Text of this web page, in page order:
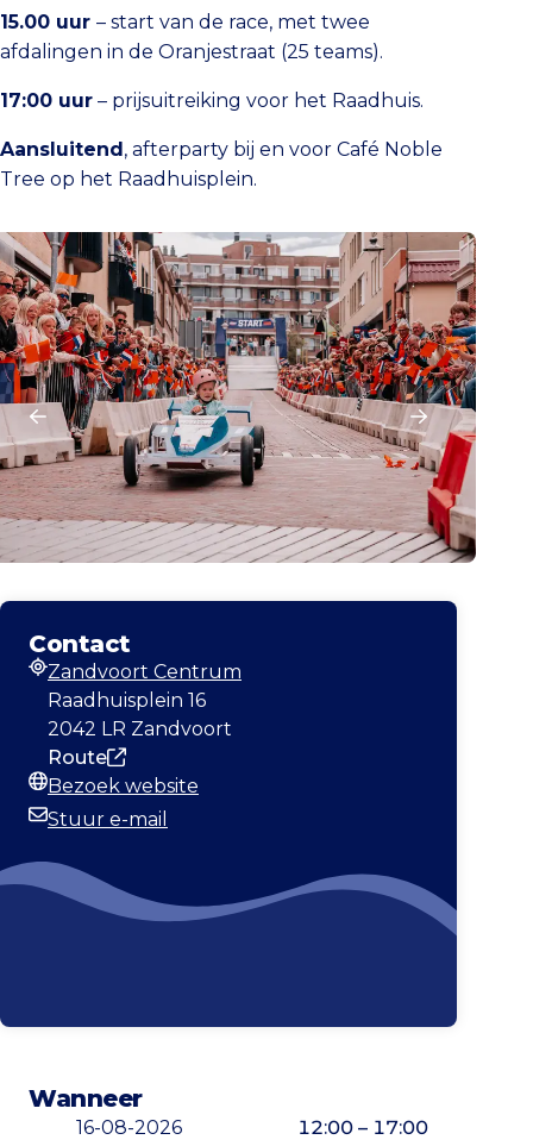
15.00 uur – start van de race, met twee
afdalingen in de Oranjestraat (25 teams).
17:00 uur – prijsuitreiking voor het Raadhuis.
Aansluitend, afterparty bij en voor Café Noble
Tree op het Raadhuisplein.
Contact
Adres
Zandvoort Centrum
Raadhuisplein 16
2042 LR Zandvoort
Route
Website
Bezoek website
Stuur e-mail
Wanneer
16-08-2026 12:00 – 17:00